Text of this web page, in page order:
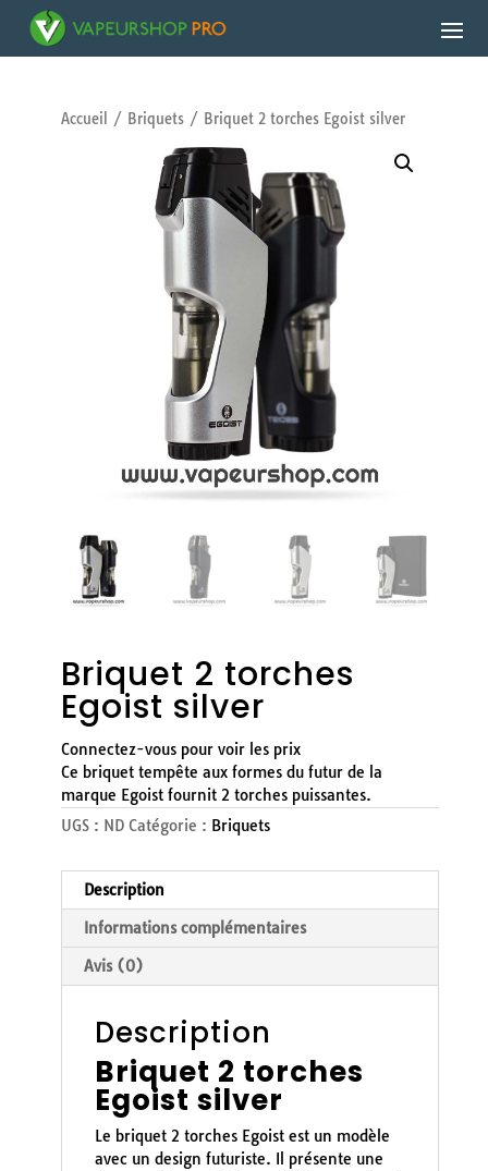
Accueil / Briquets/ Briquet 2 torches Egoist silver
Briquet 2 torches
Egoist silver
Connectez-vous pour voir les prix
Ce briquet tempête aux formes du futur de la
marque Egoist fournit 2 torches puissantes.
UGS : ND Catégorie : Briquets
Description
Informations complémentaires
Avis (0)
Description
Briquet 2 torches
Egoist silver
Le briquet 2 torches Egoist est un modèle
avec un design futuriste. Il présente une